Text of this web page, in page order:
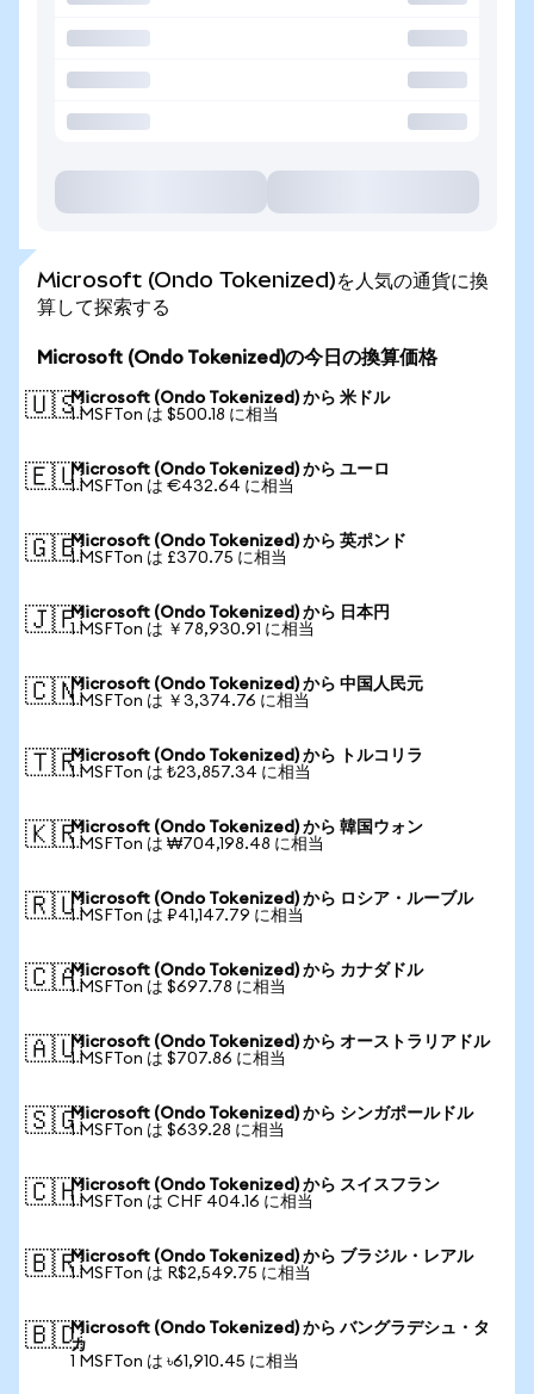
Microsoft (Ondo Tokenized)を人気の通貨に換
算して探索する
Microsoft (Ondo Tokenized)の今日の換算価格
🇺🇸Microsoft (Ondo Tokenized) から 米ドル
1 MSFTon は $500.18 に相当
🇪🇺Microsoft (Ondo Tokenized) から ユーロ
1 MSFTon は €432.64 に相当
🇬🇧Microsoft (Ondo Tokenized) から 英ポンド
1 MSFTon は £370.75 に相当
🇯🇵Microsoft (Ondo Tokenized) から 日本円
1 MSFTon は ￥78,930.91 に相当
🇨🇳Microsoft (Ondo Tokenized) から 中国人民元
1 MSFTon は ￥3,374.76 に相当
🇹🇷Microsoft (Ondo Tokenized) から トルコリラ
1 MSFTon は ₺23,857.34 に相当
🇰🇷Microsoft (Ondo Tokenized) から 韓国ウォン
1 MSFTon は ₩704,198.48 に相当
🇷🇺Microsoft (Ondo Tokenized) から ロシア・ルーブル
1 MSFTon は ₽41,147.79 に相当
🇨🇦Microsoft (Ondo Tokenized) から カナダドル
1 MSFTon は $697.78 に相当
🇦🇺Microsoft (Ondo Tokenized) から オーストラリアドル
1 MSFTon は $707.86 に相当
🇸🇬Microsoft (Ondo Tokenized) から シンガポールドル
1 MSFTon は $639.28 に相当
🇨🇭Microsoft (Ondo Tokenized) から スイスフラン
1 MSFTon は CHF 404.16 に相当
🇧🇷Microsoft (Ondo Tokenized) から ブラジル・レアル
1 MSFTon は R$2,549.75 に相当
🇧🇩Microsoft (Ondo Tokenized) から バングラデシュ・タ
カ
1 MSFTon は ৳61,910.45 に相当